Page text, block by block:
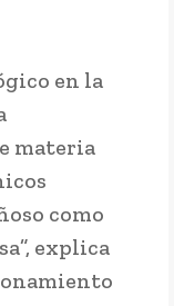
en la
materia
como
explica